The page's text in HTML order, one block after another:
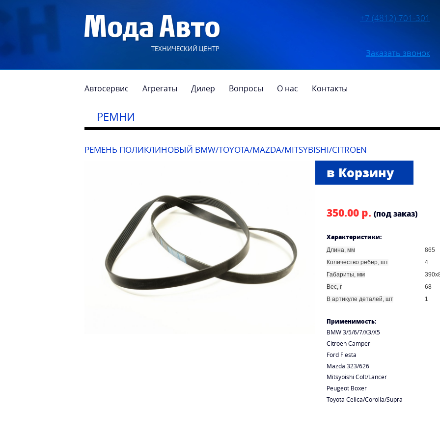
ТЕХНИЧЕСКИЙ ЦЕНТР
+7 (4812) 701-301
Заказать звонок
Автосервис Агрегаты Дилер Вопросы О нас Контакты
РЕМНИ
РЕМЕНЬ ПОЛИКЛИНОВЫЙ BMW/TOYOTA/MAZDA/MITSYBISHI/CITROEN
350.00 р. (под заказ)
Характеристики:
Длина, мм
865
Количество ребер, шт
4
Габариты, мм
Вес, г
68
В артикуле деталей, шт
1
Применимость:
BMW 3/5/6/7/X3/X5
Citroen Camper
Ford Fiesta
Mazda 323/626
Mitsybishi Colt/Lancer
Peugeot Boxer
Toyota Celica/Corolla/Supra